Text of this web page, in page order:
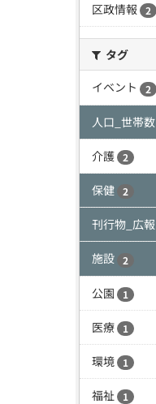
区政情報
2
タグ
イベント
2
人口_世帯数
介護 2
保健 2
刊行物_広報
施設 2
公園 1
医療 1
環境 1
福祉 1